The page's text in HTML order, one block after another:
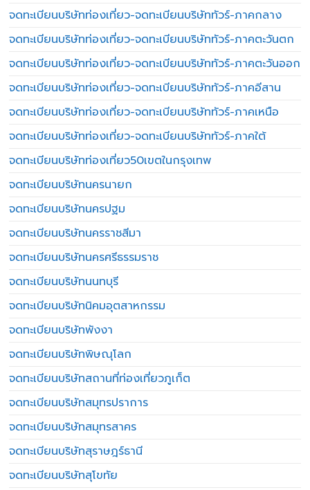
จดทะเบียนบริษัทท่องเที่ยว-จดทะเบียนบริษัททัวร์-ภาคกลาง
จดทะเบียนบริษัทท่องเที่ยว-จดทะเบียนบริษัททัวร์-ภาคตะวันตก
จดทะเบียนบริษัทท่องเที่ยว-จดทะเบียนบริษัททัวร์-ภาคตะวันออก
จดทะเบียนบริษัทท่องเที่ยว-จดทะเบียนบริษัททัวร์-ภาคอีสาน
จดทะเบียนบริษัทท่องเที่ยว-จดทะเบียนบริษัททัวร์-ภาคเหนือ
จดทะเบียนบริษัทท่องเที่ยว-จดทะเบียนบริษัททัวร์-ภาคใต้
จดทะเบียนบริษัทท่องเที่ยว50เขตในกรุงเทพ
จดทะเบียนบริษัทนครนายก
จดทะเบียนบริษัทนครปฐม
จดทะเบียนบริษัทนครราชสีมา
จดทะเบียนบริษัทนครศรีธรรมราช
จดทะเบียนบริษัทนนทบุรี
จดทะเบียนบริษัทนิคมอุตสาหกรรม
จดทะเบียนบริษัทพังงา
จดทะเบียนบริษัทพิษณุโลก
จดทะเบียนบริษัทสถานที่ท่องเที่ยวภูเก็ต
จดทะเบียนบริษัทสมุทรปราการ
จดทะเบียนบริษัทสมุทรสาคร
จดทะเบียนบริษัทสุราษฎร์ธานี
จดทะเบียนบริษัทสุโขทัย